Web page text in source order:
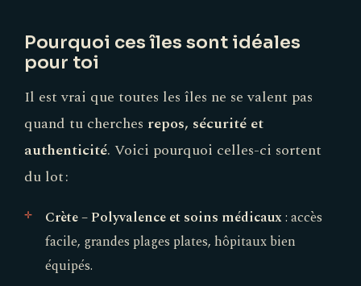
Pourquoi ces îles sont idéales
pour toi
Il est vrai que toutes les îles ne se valent pas
quand tu cherches repos, sécurité et
authenticité. Voici pourquoi celles-ci sortent
du lot :
Crète – Polyvalence et soins médicaux: accès
facile, grandes plages plates, hôpitaux bien
équipés.